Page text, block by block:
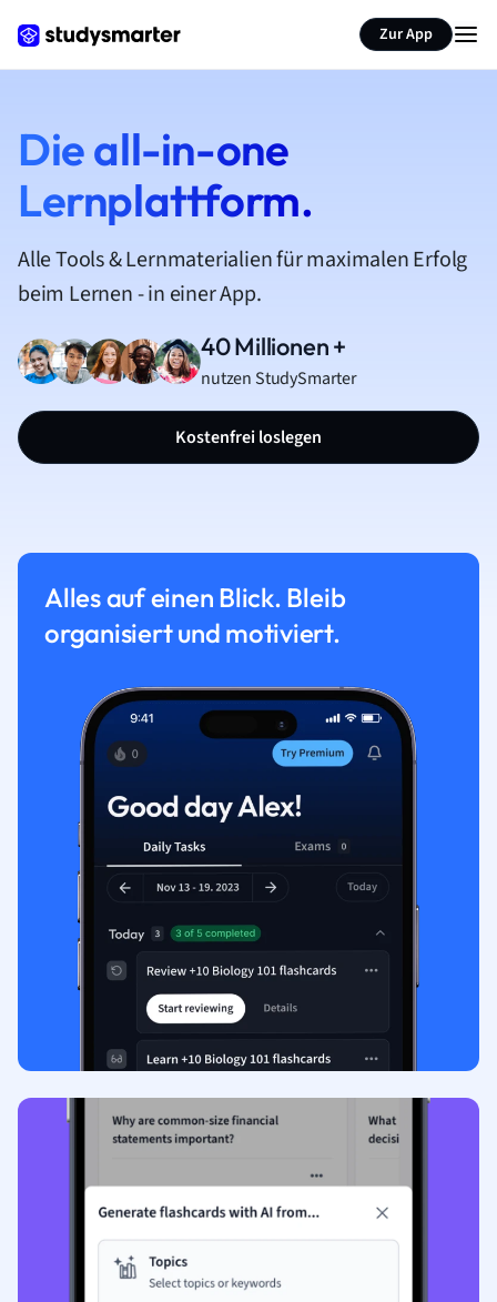
Zur App
Die all-in-one
Lernplattform.
Alle Tools & Lernmaterialien für maximalen Erfolg
beim Lernen - in einer App.
40 Millionen +
nutzen StudySmarter
Kostenfrei loslegen
Alles auf einen Blick. Bleib
organisiert und motiviert.